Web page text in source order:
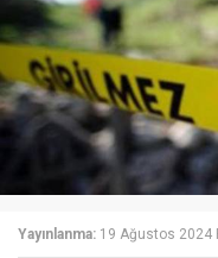
Yayınlanma: 19 Ağustos 2024